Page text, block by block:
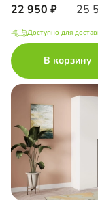
22 950 25
Доступно для
В корзину